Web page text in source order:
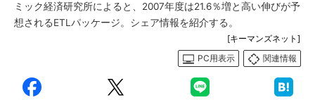
ミック経済研究所によると、2007年度は21.6％増と高い伸びが予
想されるETLパッケージ。シェア情報を紹介する。
[キーマンズネット]
PC用表示
関連情報